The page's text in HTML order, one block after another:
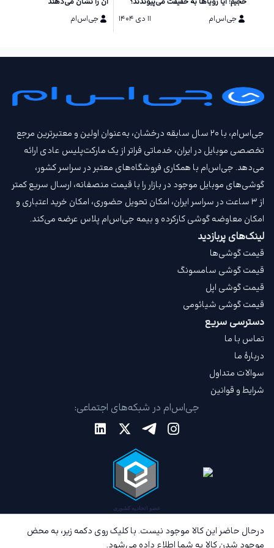
جی‌اس‌ام
۱۱ دی ۱۴۰۴
جی‌اس‌ام
درحال حاضر این کالا موجود نیست. با کلیک روی دکمه زیر، به محض
موجود شدن کالا به شما اطلاع داده می‌شود.
جی‌اس‌ام، با ۲۰ سال سابقه درخشان، به‌عنوان اولین و معتبرترین مرجع
تخصصی موبایل در ایران، خدماتی فراتر از یک مارکت‌پلیس عادی ارائه
می‌دهد. جی‌اس‌ام با همکاری فروشگاه‌های معتبر در سراسر کشور،
گوشی‌های موبایل موجود در بازار را با قیمت‌ منصفانه، ارسال سریع کمتر
از ۳ ساعت در سراسر ایران، امکان تحویل حضوری، امکان خرید اعتباری و
امکان معاوضه گوشی کارکرده و بیمه جی‌اس‌ام‌ پلاس عرضه می‌کند.
لینک‌های پربازدید
قیمت گوشی‌ها
قیمت گوشی سامسونگ
قیمت گوشی اپل
قیمت گوشی شیائومی
دسترسی سریع
تماس با ما
دربارهٔ ما
سوالات متداول
شرایط و قوانین
جی‌اس‌ام در شبکه‌های اجتماعی: